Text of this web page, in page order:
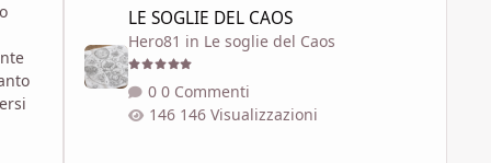
LE SOGLIE DEL CAOS
Hero81 in Le soglie del Caos
0 Commenti
146 Visualizzazioni